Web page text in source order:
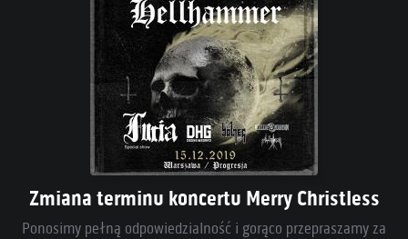
Zmiana terminu koncertu Merry Christless
Ponosimy pełną odpowiedzialność i gorąco przepraszamy za